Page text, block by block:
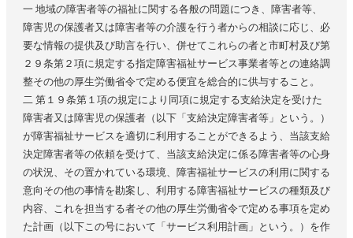
一 地域の障害者等の福祉に関する各般の問題につき、障害者等、
障害児の保護者又は障害者等の介護を行う者からの相談に応じ、必
要な情報の提供及び助言を行い、併せてこれらの者と市町村及び第
２９条第２項に規定する指定障害福祉サービス事業者等との連絡調
整その他の厚生労働省令で定める便宜を総合的に供与すること。
二 第１９条第１項の規定により同項に規定する支給決定を受けた
障害者又は障害児の保護者（以下「支給決定障害者等」という。）
が障害福祉サービスを適切に利用することができるよう、当該支給
決定障害者等の依頼を受けて、当該支給決定に係る障害者等の心身
の状況、その置かれている環境、障害福祉サービスの利用に関する
意向その他の事情を勘案し、利用する障害福祉サービスの種類及び
内容、これを担当する者その他の厚生労働省令で定める事項を定め
た計画（以下この号において「サービス利用計画」という。）を作